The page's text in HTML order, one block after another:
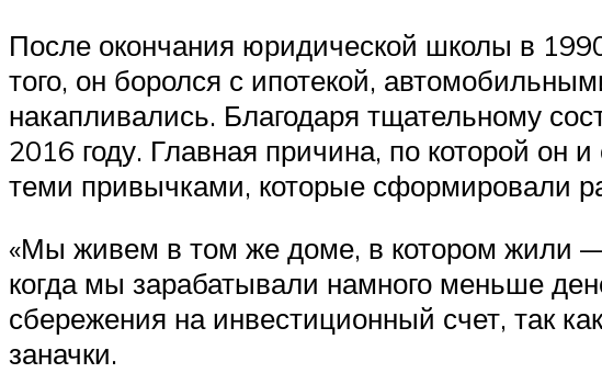
После окончания юридической школы в
того, он боролся с ипотекой,
накапливались. Благодаря тщательному
2016 году. Главная причина, по которой он
теми привычками, которые сформировали
«Мы живем в том же доме, в котором жили
когда мы зарабатывали намного меньше
сбережения на инвестиционный счет, так
заначки.